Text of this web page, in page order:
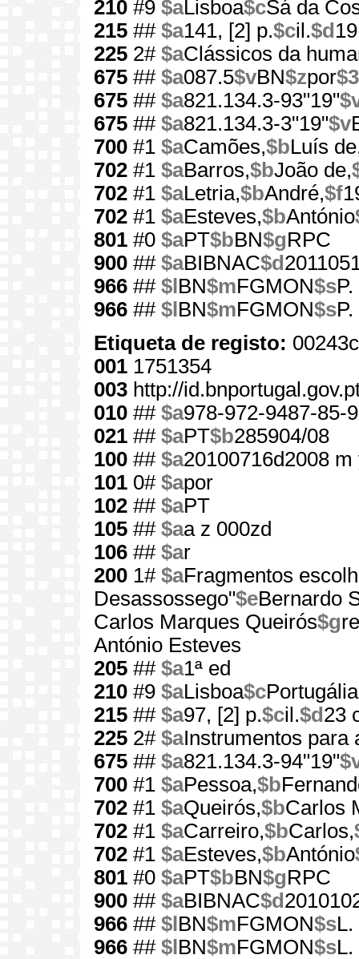
210 #9 $aLisboa$cSá da
215 ## $a141, [2] p.$cil.$d
225 2# $aClássicos da
675 ## $a087.5$vBN$zpor$3
675 ## $a821.134.3-93"19"
675 ## $a821.134.3-3"19"$v
700 #1 $aCamões,$bLuís
702 #1 $aBarros,$bJoão de,
702 #1 $aLetria,$bAndré,$f
702 #1 $aEsteves,$bAntónio
801 #0 $aPT$bBN$gRPC
900 ## $aBIBNAC$d
966 ## $l BN$mFGMON$s
966 ## $l BN$mFGMON$s
Etiqueta de registo:
001 1751354
003 http://
010 ## $a978-972-9487-85-9
021 ## $aPT$b285904/08
100 ## $a20100716d2008
101 0# $apor
102 ## $aPT
105 ## $aa z 000zd
106 ## $ar
200 1# $aFragmentos
Desassossego"$eBernardo
Carlos Marques Queirós$g
António Esteves
205 ## $a1ª ed
210 #9 $aLisboa$c
215 ## $a97, [2] p.$cil.$d 23
225 2# $aInstrumentos para
675 ## $a821.134.3-94"19"
700 #1 $aPessoa,$b
702 #1 $aQueirós,$bCarlos
702 #1 $aCarreiro,$bCarlos,
702 #1 $aEsteves,$bAntónio
801 #0 $aPT$bBN$gRPC
900 ## $aBIBNAC$d
966 ## $l BN$mFGMON$sL.
966 ## $l BN$mFGMON$sL.